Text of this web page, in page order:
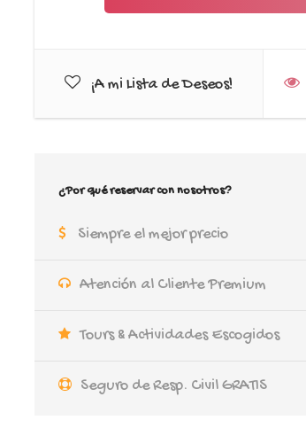
¡A mi Lista de Deseos!
¿Por qué reservar con nosotros?
Siempre el mejor precio
Atención al Cliente Premium
Tours & Actividades Escogidos
Seguro de Resp. Civil GRATIS